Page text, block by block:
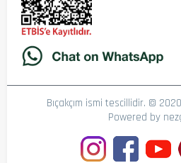
Bıçakçım ismi tescillidir. ©
Powered by